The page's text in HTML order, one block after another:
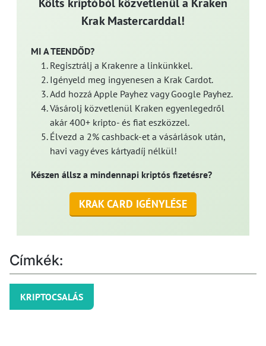
Krak Mastercarddal!
MI A TEENDŐD?
Regisztrálj a Krakenre a linkünkkel.
Igényeld meg ingyenesen a Krak Cardot.
Add hozzá Apple Payhez vagy Google Payhez.
Vásárolj közvetlenül Kraken egyenlegedről
akár 400+ kripto- és fiat eszközzel.
Élvezd a 2% cashback-et a vásárlások után,
havi vagy éves kártyadíj nélkül!
Készen állsz a mindennapi kriptós fizetésre?
KRAK CARD IGÉNYLÉSE
Címkék:
KRIPTOCSALÁS